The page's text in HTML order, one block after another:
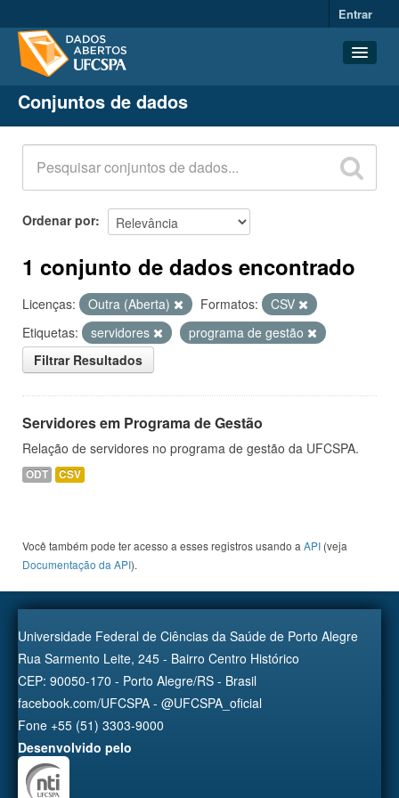
Entrar
Conjuntos de dados
Organizações
Grupos
Sobre
Conjuntos de dados
Ordenar por
1 conjunto de dados encontrado
Licenças: Outra (Aberta) Formatos:
CSV
Etiquetas:
servidores
programa de gestão
Filtrar Resultados
Servidores em Programa de Gestão
Relação de servidores no programa de gestão da UFCSPA.
ODT CSV
Você também pode ter acesso a esses registros usando a API (veja
Documentação da API).
Universidade Federal de Ciências da Saúde de Porto Alegre
Rua Sarmento Leite, 245 - Bairro Centro Histórico
CEP: 90050-170 - Porto Alegre/RS - Brasil
facebook.com/UFCSPA - @UFCSPA_oficial
Fone +55 (51) 3303-9000
Desenvolvido pelo